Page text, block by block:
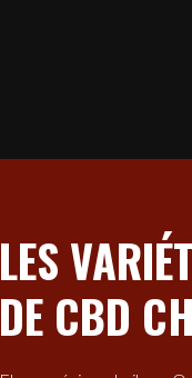
LES
DE CBD